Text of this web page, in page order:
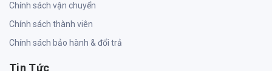
Chính sách vận chuyển
Chính sách thành viên
Chính sách bảo hành & đổi trả
Tin Tức